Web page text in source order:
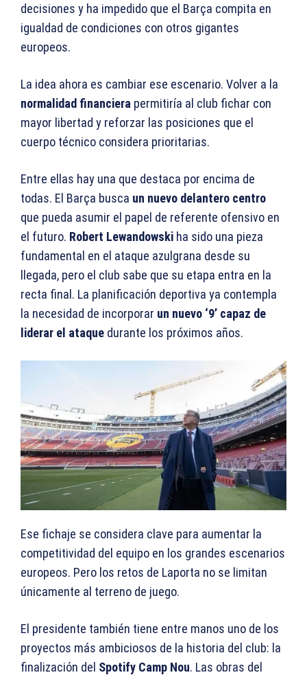
decisiones y ha impedido que el Barça compita en
igualdad de condiciones con otros gigantes
europeos.
La idea ahora es cambiar ese escenario. Volver a la
normalidad financiera permitiría al club fichar con
mayor libertad y reforzar las posiciones que el
cuerpo técnico considera prioritarias.
Entre ellas hay una que destaca por encima de
todas. El Barça busca un nuevo delantero centro
que pueda asumir el papel de referente ofensivo en
el futuro. Robert Lewandowski ha sido una pieza
fundamental en el ataque azulgrana desde su
llegada, pero el club sabe que su etapa entra en la
recta final. La planificación deportiva ya contempla
la necesidad de incorporar un nuevo ‘9’ capaz de
liderar el ataque durante los próximos años.
Ese fichaje se considera clave para aumentar la
competitividad del equipo en los grandes escenarios
europeos. Pero los retos de Laporta no se limitan
únicamente al terreno de juego.
El presidente también tiene entre manos uno de los
proyectos más ambiciosos de la historia del club: la
finalización del Spotify Camp Nou. Las obras del